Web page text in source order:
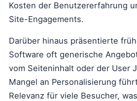
Kosten der Benutzererfahrung
Site-Engagements.
Darüber hinaus präsentierte
Software oft generische
vom Seiteninhalt oder der User
Mangel an Personalisierung
Relevanz für viele Besucher,